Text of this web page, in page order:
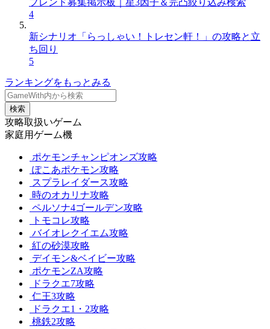
4
新シナリオ「らっしゃい！トレセン軒！」の攻略と立
ち回り
5
ランキングをもっとみる
検索
攻略取扱いゲーム
家庭用ゲーム機
ポケモンチャンピオンズ攻略
ぽこあポケモン攻略
スプラレイダース攻略
時のオカリナ攻略
ペルソナ4ゴールデン攻略
トモコレ攻略
バイオレクイエム攻略
紅の砂漠攻略
デイモン&ベイビー攻略
ポケモンZA攻略
ドラクエ7攻略
仁王3攻略
ドラクエ1・2攻略
桃鉄2攻略